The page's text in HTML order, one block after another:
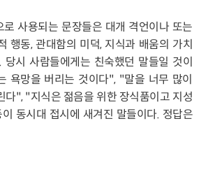
사용되는 문장들은 대개 격언이나 또는
행동, 관대함의 미덕, 지식과 배움의 가치
시 사람들에게는 친숙했던 말들일 것이
욕망을 버리는 것이다", "말을 너무 많이
다", "지식은 젊음을 위한 장식품이고 지성
동시대 접시에 새겨진 말들이다. 정답은